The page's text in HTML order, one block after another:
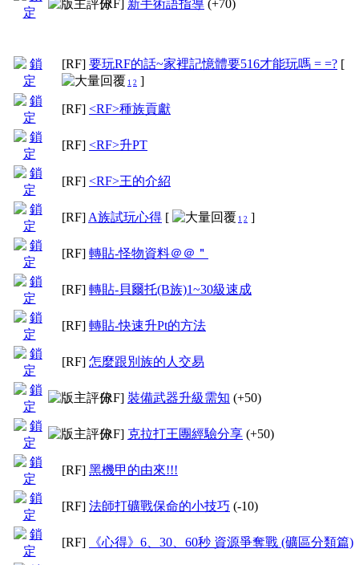
[RF] 新手術語指導 (+70)
[RF] 要玩RF的話~家裡記憶體要516才能玩嗎 = =? [
1 2 ]
[RF] <RF>種族貢獻
[RF] <RF>升PT
[RF] <RF>王的介紹
[RF] A族試玩心得 [ 1 2 ]
[RF] 轉貼-怪物資料＠＠＂
[RF] 轉貼-貝爾托(B族)1~30級速成
[RF] 轉貼-快速升Pt的方法
[RF] 怎麼跟別族的人交易
[RF] 裝備武器升級需知 (+50)
[RF] 克拉打王團經驗分享 (+50)
[RF] 黑機甲的由來!!!
[RF] 法師打礦戰保命的小技巧 (-10)
[RF] 《心得》6、30、60秒 資源爭奪戰 (礦區分類篇)